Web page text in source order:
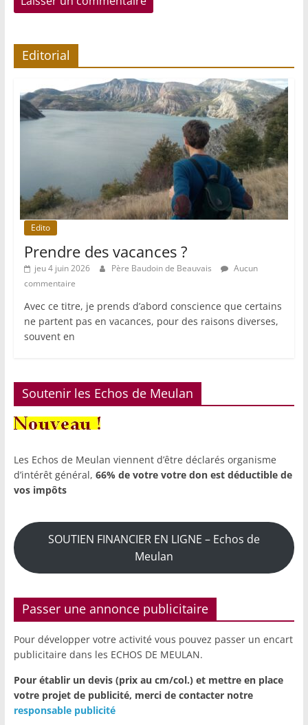
Editorial
Edito
Prendre des vacances ?
jeu 4 juin 2026 Père Baudoin de Beauvais
Aucun
commentaire
Avec ce titre, je prends d’abord conscience que certains
ne partent pas en vacances, pour des raisons diverses,
souvent en
Soutenir les Echos de Meulan
Les Echos de Meulan viennent d’être déclarés organisme
d’intérêt général, 66% de votre votre don est déductible de
vos impôts
SOUTIEN FINANCIER EN LIGNE – Echos de
Meulan
Passer une annonce publicitaire
Pour développer votre activité vous pouvez passer un encart
publicitaire dans les ECHOS DE MEULAN.
Pour établir un devis (prix au cm/col.) et mettre en place
votre projet de publicité, merci de contacter notre
responsable publicité